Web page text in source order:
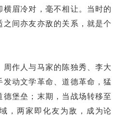
眉冷对，毫不相让。当时的
间亦友亦敌的关系，就是个
作人与马家的陈独秀、李大
动文学革命、道德革命，猛
堡垒；末期，当战场转移至
，两家即化友为敌，成为论